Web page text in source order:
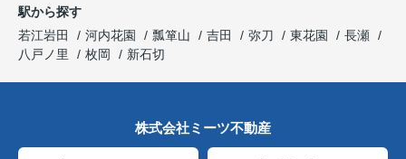
駅から探す
若江岩田
河内花園 瓢箪山 吉田 弥刀 東花園
長瀬
八戸ノ里
枚岡 新石切
株式会社ミーツ不動産